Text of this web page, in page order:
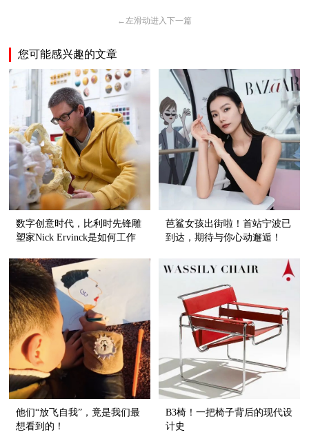
←左滑动进入下一篇
您可能感兴趣的文章
数字创意时代，比利时先锋雕
塑家Nick Ervinck是如何工作
芭鲨女孩出街啦！首站宁波已
到达，期待与你心动邂逅！
他们“放飞自我”，竟是我们最
想看到的！
B3椅！一把椅子背后的现代设
计史